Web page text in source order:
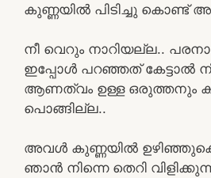
കുണ്ണയിൽ പിടിച്ചു
നീ വെറും നാറിയല്ല..
ഇപ്പോൾ പറഞ്ഞത് കേട്ടാൽ
ആണത്വം ഉള്ള ഒരുത്തനും
പൊങ്ങില്ല..
അവൾ കുണ്ണയിൽ
ഞാൻ നിന്നെ തെറി